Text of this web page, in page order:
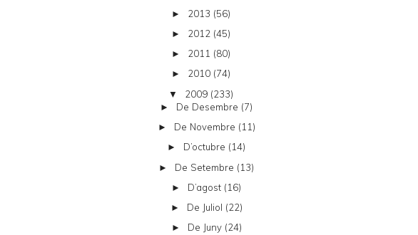
► 2013 (56)
► 2012 (45)
► 2011 (80)
► 2010 (74)
▼ 2009 (233)
► De Desembre (7)
► De Novembre (11)
► D’octubre (14)
► De Setembre (13)
► D’agost (16)
► De Juliol (22)
► De Juny (24)